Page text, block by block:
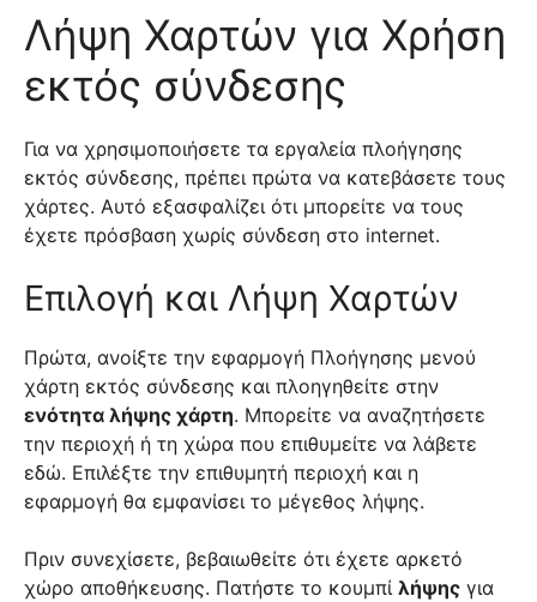
Λήψη Χαρτών για Χρήση
εκτός σύνδεσης
Για να χρησιμοποιήσετε τα εργαλεία πλοήγησης
εκτός σύνδεσης, πρέπει πρώτα να κατεβάσετε τους
χάρτες. Αυτό εξασφαλίζει ότι μπορείτε να τους
έχετε πρόσβαση χωρίς σύνδεση στο internet.
Επιλογή και Λήψη Χαρτών
Πρώτα, ανοίξτε την εφαρμογή Πλοήγησης μενού
χάρτη εκτός σύνδεσης και πλοηγηθείτε στην
ενότητα λήψης χάρτη. Μπορείτε να αναζητήσετε
την περιοχή ή τη χώρα που επιθυμείτε να λάβετε
εδώ. Επιλέξτε την επιθυμητή περιοχή και η
εφαρμογή θα εμφανίσει το μέγεθος λήψης.
Πριν συνεχίσετε, βεβαιωθείτε ότι έχετε αρκετό
χώρο αποθήκευσης. Πατήστε το κουμπί λήψης για